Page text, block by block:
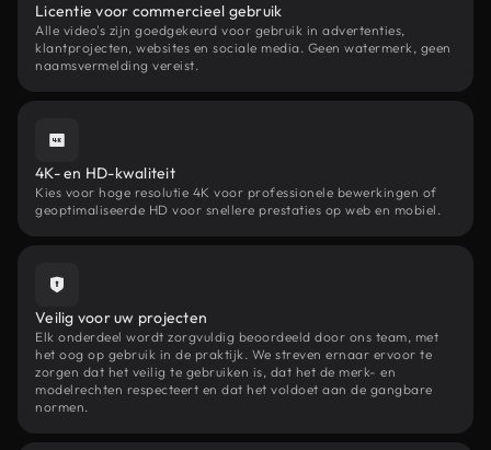
Licentie voor commercieel gebruik
Alle video's zijn goedgekeurd voor gebruik in advertenties,
klantprojecten, websites en sociale media. Geen watermerk, geen
naamsvermelding vereist.
4K- en HD-kwaliteit
Kies voor hoge resolutie 4K voor professionele bewerkingen of
geoptimaliseerde HD voor snellere prestaties op web en mobiel.
Veilig voor uw projecten
Elk onderdeel wordt zorgvuldig beoordeeld door ons team, met
het oog op gebruik in de praktijk. We streven ernaar ervoor te
zorgen dat het veilig te gebruiken is, dat het de merk- en
modelrechten respecteert en dat het voldoet aan de gangbare
normen.